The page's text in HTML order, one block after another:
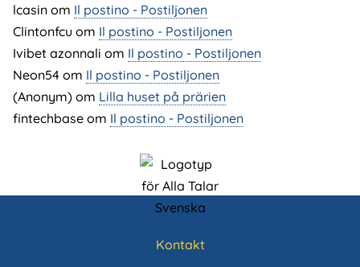
lcasin om Il postino - Postiljonen
Clintonfcu om Il postino - Postiljonen
Ivibet azonnali om Il postino - Postiljonen
Neon54 om Il postino - Postiljonen
(Anonym) om Lilla huset på prärien
fintechbase om Il postino - Postiljonen
Kontakt